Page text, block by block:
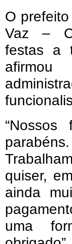
O
Vaz –
festas a
afirmou
“Nossos
quiser,
ainda
uma